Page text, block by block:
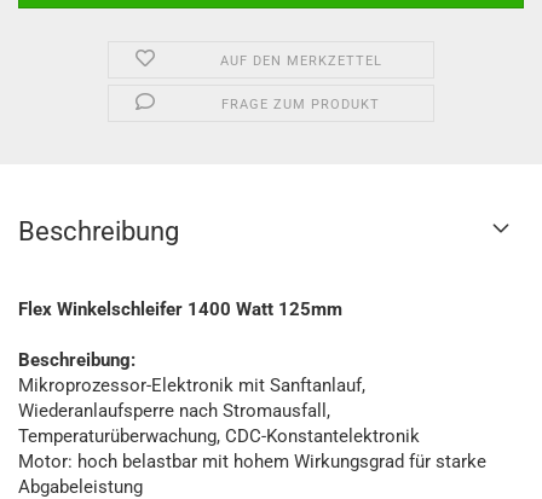
AUF DEN MERKZETTEL
FRAGE ZUM PRODUKT
Beschreibung
Flex Winkelschleifer 1400 Watt 125mm
Beschreibung:
Mikroprozessor-Elektronik mit Sanftanlauf,
Wiederanlaufsperre nach Stromausfall,
Temperaturüberwachung, CDC-Konstantelektronik
Motor: hoch belastbar mit hohem Wirkungsgrad für starke
Abgabeleistung